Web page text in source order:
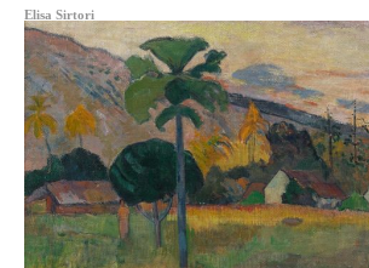
Elisa Sirtori